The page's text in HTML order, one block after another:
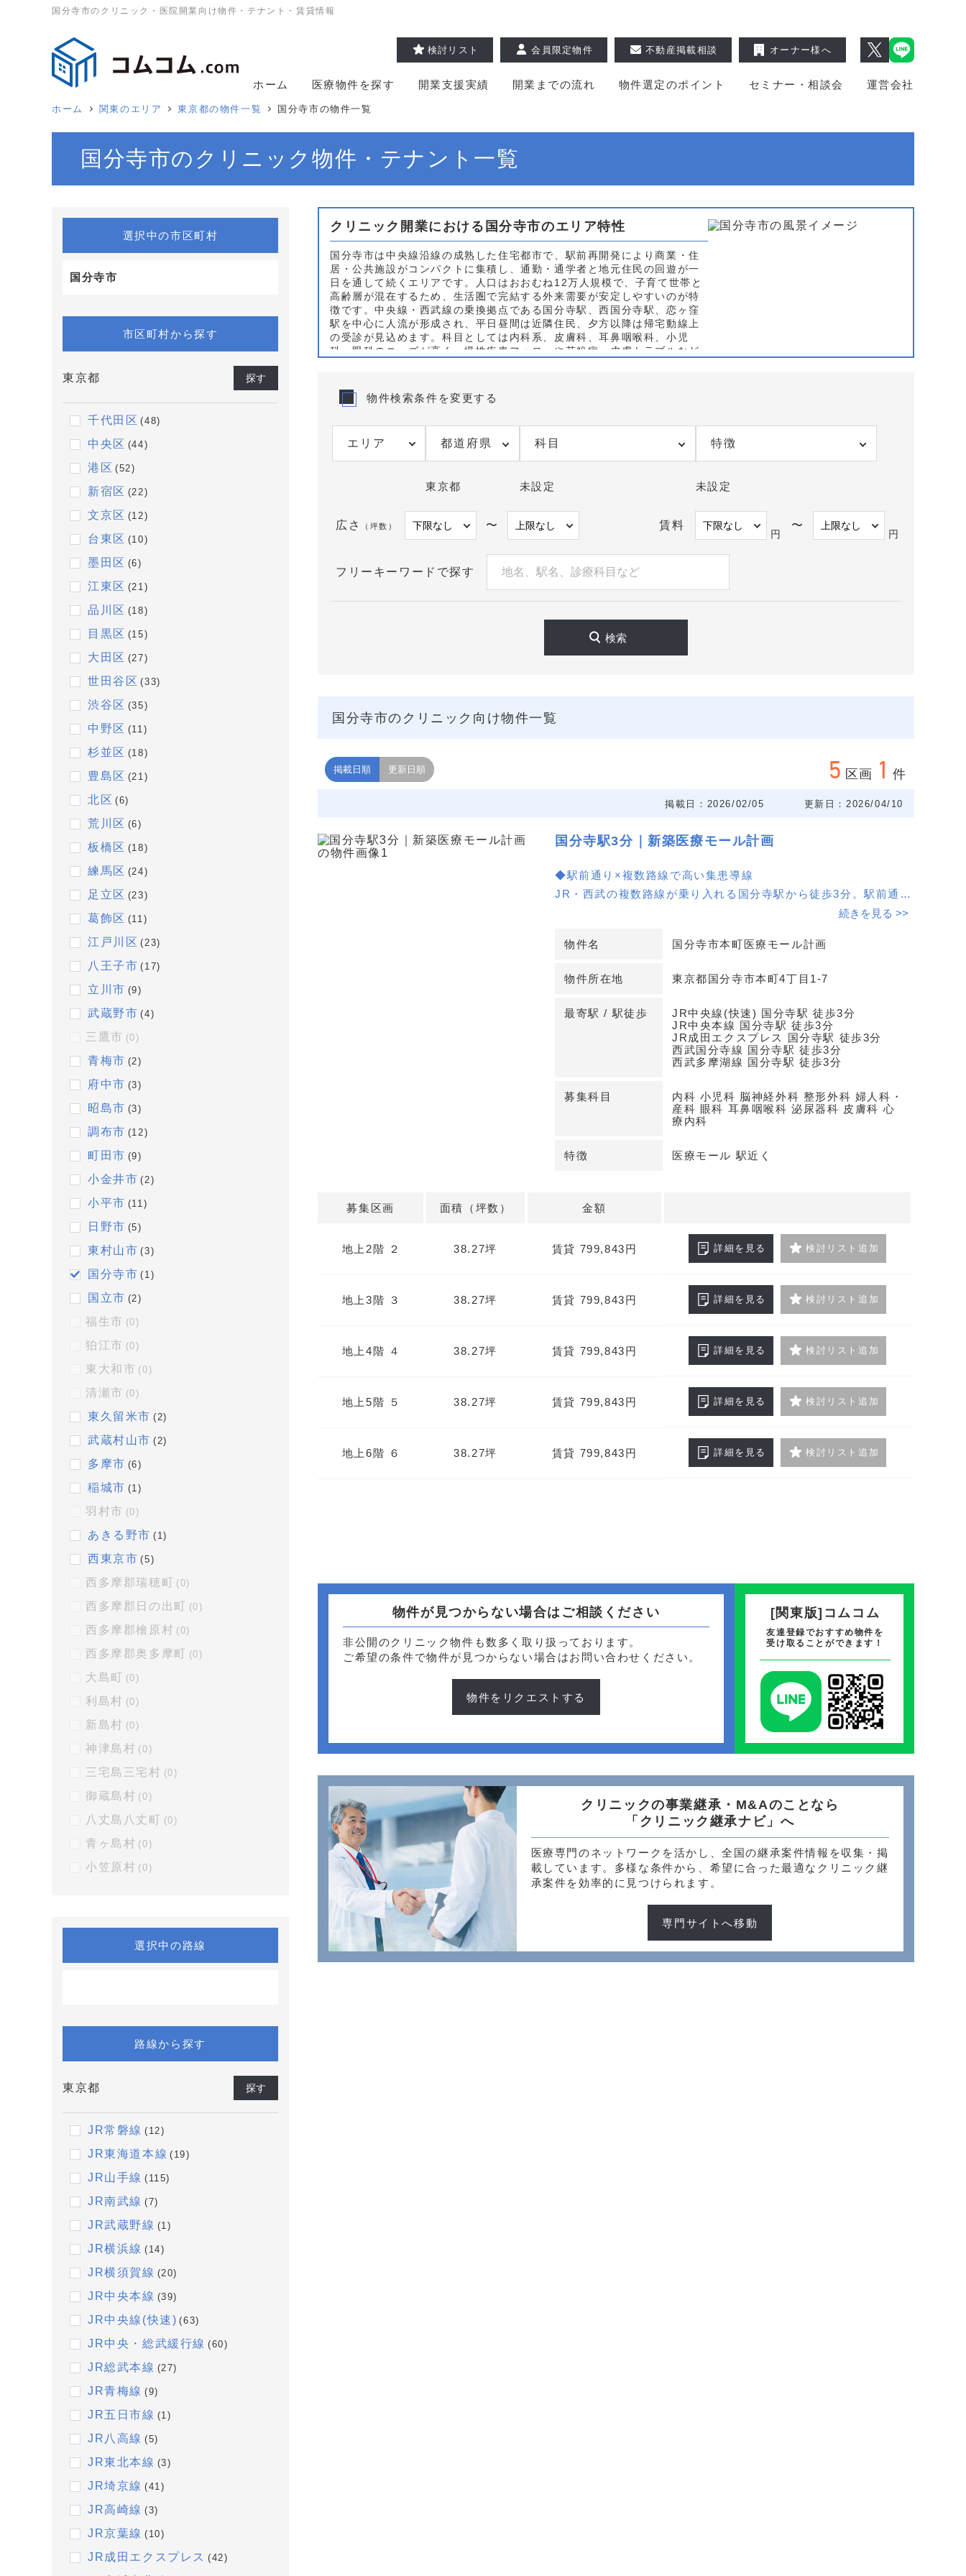
国分寺市のクリニック・医院開業向け物件・テナント・賃貸情報
ホーム 医療物件を探す 開業支援実績 開業までの流れ 物件選定のポイント セミナー・相談会 運営会社
検討リスト 会員限定物件 不動産掲載相談 オーナー様へ
ホーム 関東のエリア 東京都の物件一覧 国分寺市の物件一覧
国分寺市のクリニック物件・テナント一覧
選択中の市区町村
国分寺市
市区町村から探す
東京都 探す
千代田区 (48)
中央区 (44)
港区 (52)
新宿区 (22)
文京区 (12)
台東区 (10)
墨田区 (6)
江東区 (21)
品川区 (18)
目黒区 (15)
大田区 (27)
世田谷区 (33)
渋谷区 (35)
中野区 (11)
杉並区 (18)
豊島区 (21)
北区 (6)
荒川区 (6)
板橋区 (18)
練馬区 (24)
足立区 (23)
葛飾区 (11)
江戸川区 (23)
八王子市 (17)
立川市 (9)
武蔵野市 (4)
三鷹市 (0)
青梅市 (2)
府中市 (3)
昭島市 (3)
調布市 (12)
町田市 (9)
小金井市 (2)
小平市 (11)
日野市 (5)
東村山市 (3)
国分寺市 (1)
国立市 (2)
福生市 (0)
狛江市 (0)
東大和市 (0)
清瀬市 (0)
東久留米市 (2)
武蔵村山市 (2)
多摩市 (6)
稲城市 (1)
羽村市 (0)
あきる野市 (1)
西東京市 (5)
西多摩郡瑞穂町 (0)
西多摩郡日の出町 (0)
西多摩郡檜原村 (0)
西多摩郡奥多摩町 (0)
大島町 (0)
利島村 (0)
新島村 (0)
神津島村 (0)
三宅島三宅村 (0)
御蔵島村 (0)
八丈島八丈町 (0)
青ヶ島村 (0)
小笠原村 (0)
選択中の路線
路線から探す
東京都 探す
JR常磐線 (12)
JR東海道本線 (19)
JR山手線 (115)
JR南武線 (7)
JR武蔵野線 (1)
JR横浜線 (14)
JR横須賀線 (20)
JR中央本線 (39)
JR中央線(快速) (63)
JR中央・総武緩行線 (60)
JR総武本線 (27)
JR青梅線 (9)
JR五日市線 (1)
JR八高線 (5)
JR東北本線 (3)
JR埼京線 (41)
JR高崎線 (3)
JR京葉線 (10)
JR成田エクスプレス (42)
クリニック開業における国分寺市のエリア特性
国分寺市は中央線沿線の成熟した住宅都市で、駅前再開発により商業・住
居・公共施設がコンパクトに集積し、通勤・通学者と地元住民の回遊が一
日を通して続くエリアです。人口はおおむね12万人規模で、子育て世帯と
高齢層が混在するため、生活圏で完結する外来需要が安定しやすいのが特
徴です。中央線・西武線の乗換拠点である国分寺駅、西国分寺駅、恋ヶ窪
駅を中心に人流が形成され、平日昼間は近隣住民、夕方以降は帰宅動線上
の受診が見込めます。科目としては内科系、皮膚科、耳鼻咽喉科、小児
科、眼科のニーズが高く、慢性疾患フォローや花粉症・皮膚トラブルなど
開業を検討する医師にとっては、国分寺市のクリニック開業は「駅近×生
場などの基本スペックが整い、エントランスの抜け感やサイン計画により
認知獲得がしやすい傾向があります。一方で住宅密集エリアのロードサイ
面、導線の可視化とウェブ集患の設計が重要です。周辺の既存クリニック
騒音条件、医療用電力と給排水の引込余地、非常時のバックアップ体制ま
で確認しておくと開業後の運用が安定します。近接するドラッグストアや
調剤薬局、保育施設、公共施設との距離感は受診動機と回遊を高め、夕方
以降の受け皿を整える診療時間設計にもつながります。
のクリニック物件はもちろん、公開前区画や条件交渉中の区画も含めて個
物件検索条件を変更する
都道府県
東京都
科目
未設定
特徴
未設定
広さ （坪数） 〜 賃料
円
〜
円
フリーキーワードで探す
検索
国分寺市のクリニック向け物件一覧
5 区画 1 件
掲載日順 更新日順
掲載日：2026/02/05 更新日：2026/04/10
国分寺駅3分｜新築医療モール計画
◆駅前通り×複数路線で高い集患導線
JR・西武の複数路線が乗り入れる国分寺駅から徒歩3分。駅前通り
に面し視認性が高く、来院動線を確保しやすい立地です。
新築医療モール計画でスケルトン渡し。2〜6階で募集し、1階に調
すい環境です。
◆長期運営を見据えた契約条件と設備
定期建物賃貸借20年、保証金6ヶ月。地上6階建て・エレベーター
有で、将来的なフロア運用の計画も立てやすい物件です。詳細はお
続きを見る >>
物件名 国分寺市本町医療モール計画
物件所在地 東京都国分寺市本町4丁目1-7
最寄駅 / 駅徒歩
JR中央線(快速) 国分寺駅 徒歩3分
JR中央本線 国分寺駅 徒歩3分
JR成田エクスプレス 国分寺駅 徒歩3分
西武国分寺線 国分寺駅 徒歩3分
西武多摩湖線 国分寺駅 徒歩3分
募集科目
内科 小児科 脳神経外科 整形外科 婦人科・
産科 眼科 耳鼻咽喉科 泌尿器科 皮膚科 心
療内科
特徴 医療モール 駅近く
募集区画 面積（坪数） 金額
地上2階 ２ 38.27坪 賃貸 799,843円 詳細を見る 検討リスト追加
地上3階 ３ 38.27坪 賃貸 799,843円 詳細を見る 検討リスト追加
地上4階 ４ 38.27坪 賃貸 799,843円 詳細を見る 検討リスト追加
地上5階 ５ 38.27坪 賃貸 799,843円 詳細を見る 検討リスト追加
地上6階 ６ 38.27坪 賃貸 799,843円 詳細を見る 検討リスト追加
物件が見つからない場合はご相談ください
非公開のクリニック物件も数多く取り扱っております。
ご希望の条件で物件が見つからない場合はお問い合わせください。
物件をリクエストする
[関東版]コムコム
友達登録でおすすめ物件を
受け取ることができます！
クリニックの事業継承・M&Aのことなら
「クリニック継承ナビ」へ
医療専門のネットワークを活かし、全国の継承案件情報を収集・掲
載しています。多様な条件から、希望に合った最適なクリニック継
承案件を効率的に見つけられます。
専門サイトへ移動